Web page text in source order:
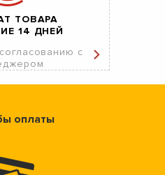
ТОВАРА
14 ДНЕЙ
с
оплаты